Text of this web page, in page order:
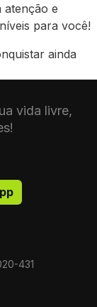
atenção e
para você!
ainda
vida livre,
431